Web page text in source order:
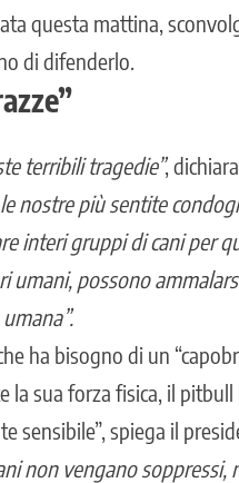
questa mattina,
di difenderlo.
terribili tragedie”, dichiara
le nostre più sentite
interi gruppi di cani per
umani, possono
ha bisogno di un
la sua forza fisica, il
sensibile”, spiega il
non vengano